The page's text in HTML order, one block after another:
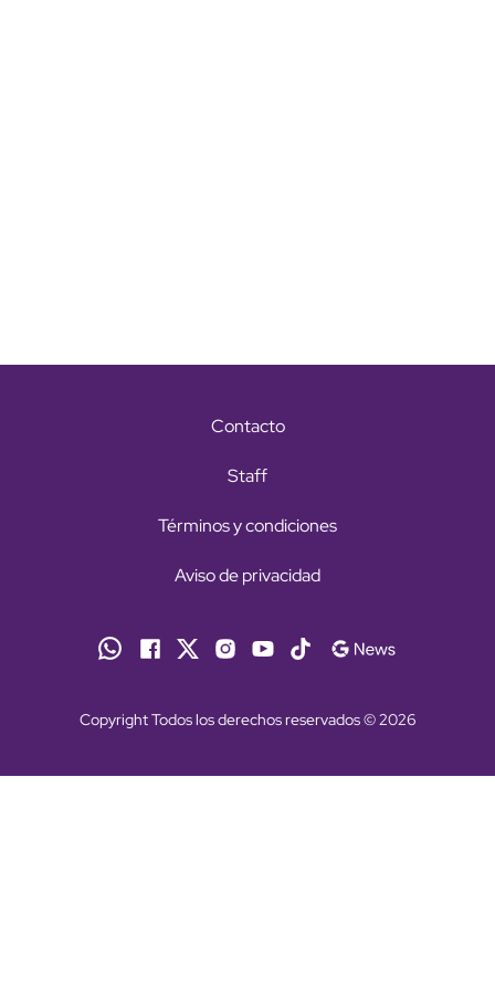
Contacto
Staff
Términos y condiciones
Aviso de privacidad
Copyright Todos los derechos reservados © 2026